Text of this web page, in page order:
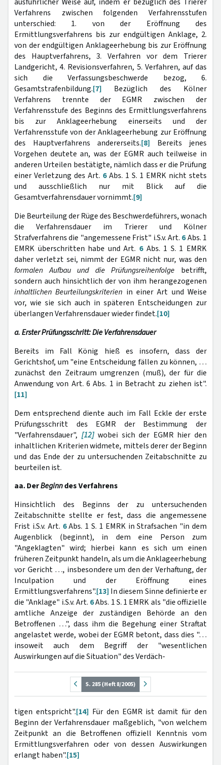
Verfahrens zwischen folgenden Verfahrensstufen
unterschied: 1. von der Eröffnung des
Ermittlungsverfahrens bis zur endgültigen Anklage, 2.
von der endgültigen Anklageerhebung bis zur Eröffnung
des Hauptverfahrens, 3. Verfahren vor dem Trierer
Landgericht, 4. Revisionsverfahren, 5. Verfahren, auf das
sich die Verfassungsbeschwerde bezog, 6.
Gesamtstrafenbildung.[7] Bezüglich des Kölner
Verfahrens trennte der EGMR zwischen der
Verfahrensstufe des Beginns des Ermittlungsverfahrens
bis zur Anklageerhebung einerseits und der
Verfahrensstufe von der Anklageerhebung zur Eröffnung
des Hauptverfahrens andererseits.[8] Bereits jenes
Vorgehen deutete an, was der EGMR auch teilweise in
anderen Urteilen bestätigte, nämlich dass er die Prüfung
einer Verletzung des Art. 6Abs. 1 S. 1 EMRK nicht stets
und ausschließlich nur mit Blick auf die
Gesamtverfahrensdauer vornimmt.[9]
Die Beurteilung der Rüge des Beschwerdeführers, wonach
die Verfahrensdauer im Trierer und Kölner
Strafverfahrens die "angemessene Frist" i.S.v. Art. 6Abs. 1
EMRK überschritten habe und Art. 6Abs. 1 S. 1 EMRK
daher verletzt sei, nimmt der EGMR nicht nur, was den
formalen Aufbau und die Prüfungsreihenfolge betrifft,
sondern auch hinsichtlich der von ihm herangezogenen
inhaltlichen Beurteilungskriterien in einer Art und Weise
vor, wie sie sich auch in späteren Entscheidungen zur
überlangen Verfahrensdauer wieder findet.[10]
a. Erster Prüfungsschritt: Die Verfahrensdauer
Bereits im Fall König hieß es insofern, dass der
Gerichtshof, um "eine Entscheidung fällen zu können, …
zunächst den Zeitraum umgrenzen (muß), der für die
Anwendung von Art. 6 Abs. 1 in Betracht zu ziehen ist".
[11]
Dem entsprechend diente auch im Fall Eckle der erste
Prüfungsschritt des EGMR der Bestimmung der
"Verfahrensdauer", [12] wobei sich der EGMR hier den
inhaltlichen Kriterien widmete, mittels derer der Beginn
und das Ende der zu untersuchenden Zeitabschnitte zu
beurteilen ist.
aa. DerBeginndes Verfahrens
Hinsichtlich des Beginns der zu untersuchenden
Zeitabschnitte stellte er fest, dass die angemessene
Frist i.S.v. Art. 6Abs. 1 S. 1 EMRK in Strafsachen "in dem
Augenblick (beginnt), in dem eine Person zum
"Angeklagten" wird; hierbei kann es sich um einen
früheren Zeitpunkt handeln, als um die Anklageerhebung
vor Gericht …, insbesondere um den der Verhaftung, der
Inculpation und der Eröffnung eines
Ermittlungsverfahrens".[13] In diesem Sinne definierte er
die "Anklage" i.S.v. Art. 6Abs. 1 S. 1 EMRK als "die offizielle
amtliche Anzeige der zuständigen Behörde an den
Betroffenen …", dass ihm die Begehung einer Straftat
angelastet werde, wobei der EGMR betont, dass dies "…
insoweit auch dem Begriff der "wesentlichen
Auswirkungen auf die Situation" des Verdäch-
S. 285 (Heft 8/2005)
tigen entspricht".[14] Für den EGMR ist damit für den
Beginn der Verfahrensdauer maßgeblich, "von welchem
Zeitpunkt an die Betroffenen offiziell Kenntnis vom
Ermittlungsverfahren oder von dessen Auswirkungen
erlangt haben".[15]